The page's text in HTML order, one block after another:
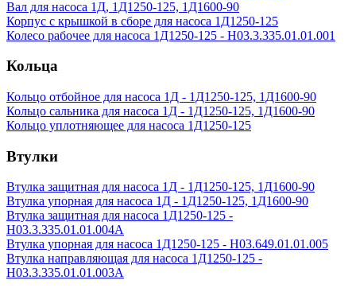
Вал для насоса 1Д, 1Д1250-125, 1Д1600-90
Корпус с крышкой в сборе для насоса 1Д1250-125
Колесо рабочее для насоса 1Д1250-125 - Н03.3.335.01.01.001
Кольца
Кольцо отбойное для насоса 1Д - 1Д1250-125, 1Д1600-90
Кольцо сальника для насоса 1Д - 1Д1250-125, 1Д1600-90
Кольцо уплотняющее для насоса 1Д1250-125
Втулки
Втулка защитная для насоса 1Д - 1Д1250-125, 1Д1600-90
Втулка упорная для насоса 1Д - 1Д1250-125, 1Д1600-90
Втулка защитная для насоса 1Д1250-125 -
Н03.3.335.01.01.004А
Втулка упорная для насоса 1Д1250-125 - Н03.649.01.01.005
Втулка направляющая для насоса 1Д1250-125 -
Н03.3.335.01.01.003А